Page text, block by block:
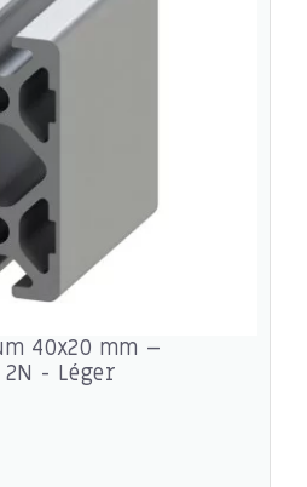
40x20 mm –
- Léger